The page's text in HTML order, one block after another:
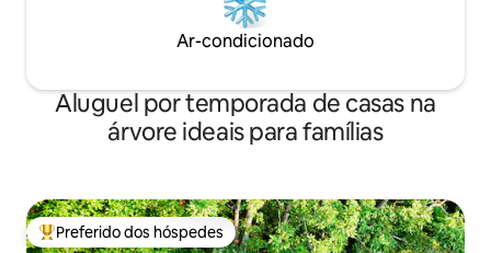
Ar-condicionado
Aluguel por temporada de casas na
árvore ideais para famílias
Entre os melhores preferidos dos hóspedes
Preferido dos hóspedes